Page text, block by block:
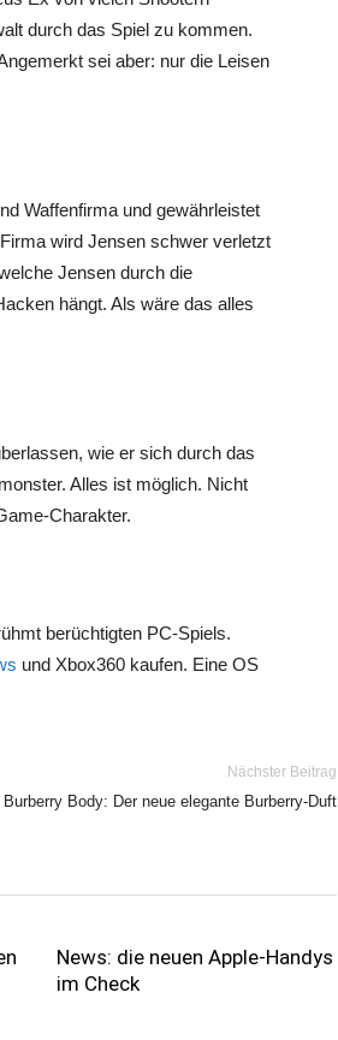
durch das Spiel zu kommen.
sei aber: nur die Leisen
Waffenfirma und gewährleistet
wird Jensen schwer verletzt
Jensen durch die
hängt. Als wäre das alles
wie er sich durch das
Alles ist möglich. Nicht
Charakter.
berüchtigten PC-Spiels.
und Xbox360 kaufen. Eine OS
Nächster Beitrag
Burberry Body: Der neue elegante Burberry-Duft
News: die neuen Apple-Handys
im Check